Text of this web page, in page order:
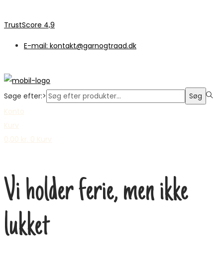
TrustScore 4,9
E-mail: kontakt@garnogtraad.dk
Søge efter:>
Søg
Konto
Kurv
0,00 kr. 0 Kurv
Vi holder ferie, men ikke
lukket